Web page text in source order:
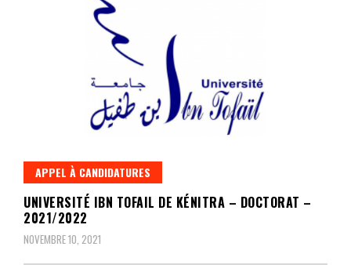
APPEL À CANDIDATURES
UNIVERSITÉ IBN TOFAIL DE KÉNITRA – DOCTORAT –
2021/2022
NOVEMBRE 10, 2021